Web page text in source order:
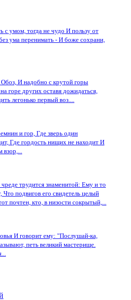
с умом, тогда не чудо И пользу от
ума перенимать - И боже сохрани,
И надобно с крутой горы
горе других оставя дожидаться,
легонько первый воз....
и гор, Где зверь один
Где гордость нищих не находит И
взор,...
трудится знаменитой: Ему и то
подвигов его свидетель целый
почтен, кто, в низости сокрытый,...
И говорит ему: "Послушай-ка,
петь великий мастерище.